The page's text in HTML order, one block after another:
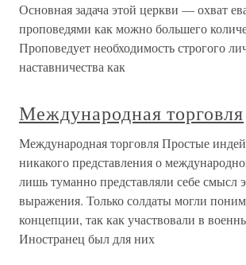
Основная задача этой церкви — охват
проповедями как можно большего
Проповедует необходимость строгого
наставничества как
Международная торговля
Международная торговля Простые
никакого представления о
лишь туманно представляли себе смысл
выражения. Только солдаты могли
концепции, так как участвовали в
Иностранец был для них